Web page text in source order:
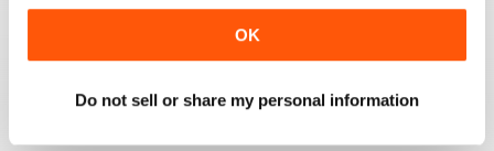
OK
Do not sell or share my personal information
Recensito 27 giugno 2019